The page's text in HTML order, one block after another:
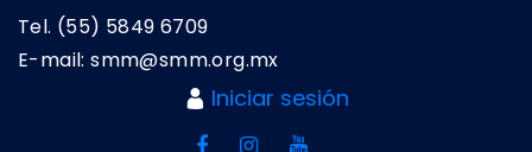
Tel. (55) 5849 6709
E-mail: smm@smm.org.mx
Iniciar sesión